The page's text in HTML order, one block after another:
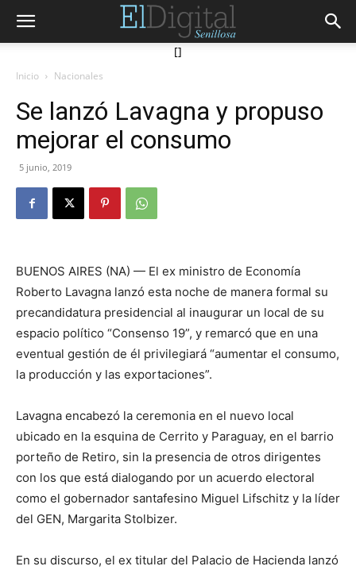
[]
Inicio Nacionales
Se lanzó Lavagna y propuso
mejorar el consumo
5 junio, 2019
BUENOS AIRES (NA) — El ex ministro de Economía
Roberto Lavagna lanzó esta noche de manera formal su
precandidatura presidencial al inaugurar un local de su
espacio político “Consenso 19”, y remarcó que en una
eventual gestión de él privilegiará “aumentar el consumo,
la producción y las exportaciones”.
Lavagna encabezó la ceremonia en el nuevo local
ubicado en la esquina de Cerrito y Paraguay, en el barrio
porteño de Retiro, sin la presencia de otros dirigentes
con los que está dialogando por un acuerdo electoral
como el gobernador santafesino Miguel Lifschitz y la líder
del GEN, Margarita Stolbizer.
En su discurso, el ex titular del Palacio de Hacienda lanzó